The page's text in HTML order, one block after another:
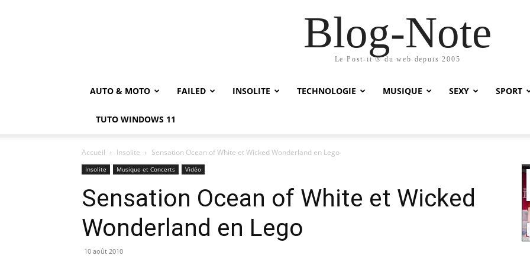
Blog-Note
Le Post-it ® du web depuis 2005
AUTO & MOTO FAILED INSOLITE TECHNOLOGIE MUSIQUE SEXY SPORT
TUTO WINDOWS 11
Accueil Insolite Sensation Ocean of White et Wicked Wonderland en Lego
Insolite Musique et Concerts Vidéo
Sensation Ocean of White et Wicked
Wonderland en Lego
10 août 2010